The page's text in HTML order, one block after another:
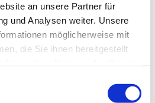
an unsere Partner für
und Analysen weiter. Unsere
möglicherweise mit
die Sie ihnen bereitgestellt